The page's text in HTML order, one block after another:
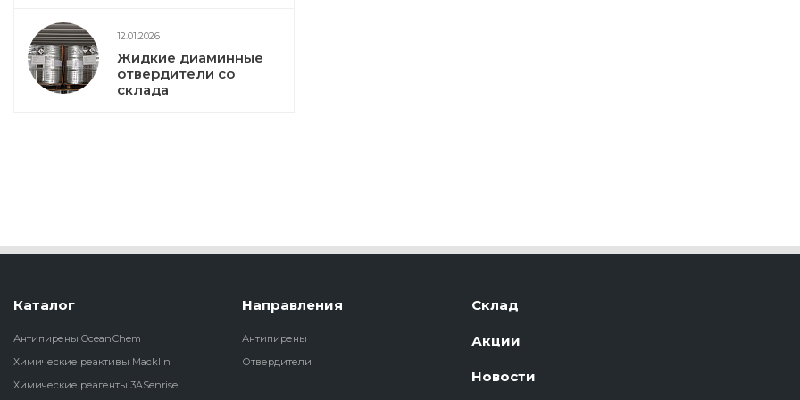
12.01.2026
Жидкие диаминные
отвердители со
склада
Каталог
Антипирены OceanСhem
Химические реактивы Macklin
Химические реагенты 3ASenrise
Направления
Антипирены
Отвердители
Склад
Акции
Новости